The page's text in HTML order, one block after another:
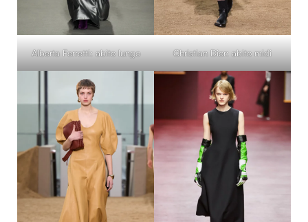
Alberta Ferretti: abito lungo Christian Dior: abito midi